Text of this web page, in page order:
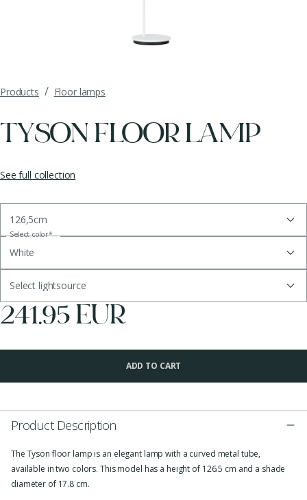
Products / Floor lamps
TYSON FLOOR LAMP
See full collection
126,5cm
Select color*
White
Select lightsource
241.95 EUR
ADD TO CART
Product Description
The Tyson floor lamp is an elegant lamp with a curved metal tube,
available in two colors. This model has a height of 126.5 cm and a shade
diameter of 17.8 cm.